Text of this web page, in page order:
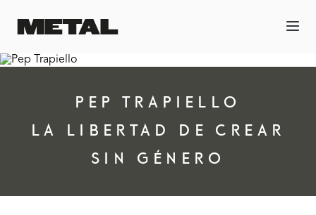
PEP TRAPIELLO
LA LIBERTAD DE CREAR
SIN GÉNERO